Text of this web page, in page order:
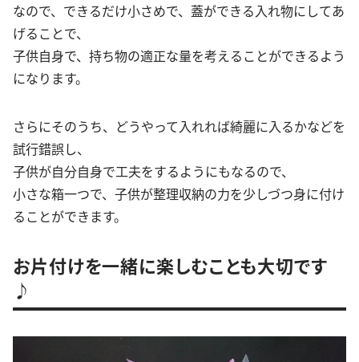
なので、できるだけ小さめで、蓋ができる入れ物にしてあ
げることで、
子供自身で、持ち物の適正な量を考えることができるよう
になります。
さらにそのうち、どうやって入れれば綺麗に入るかなどを
試行錯誤し、
子供が自分自身で工夫をするようにもなるので、
小さな箱一つで、子供が整理収納の力を少しづつ身に付け
ることができます。
お片付けを一緒に楽しむことも大切です
♪